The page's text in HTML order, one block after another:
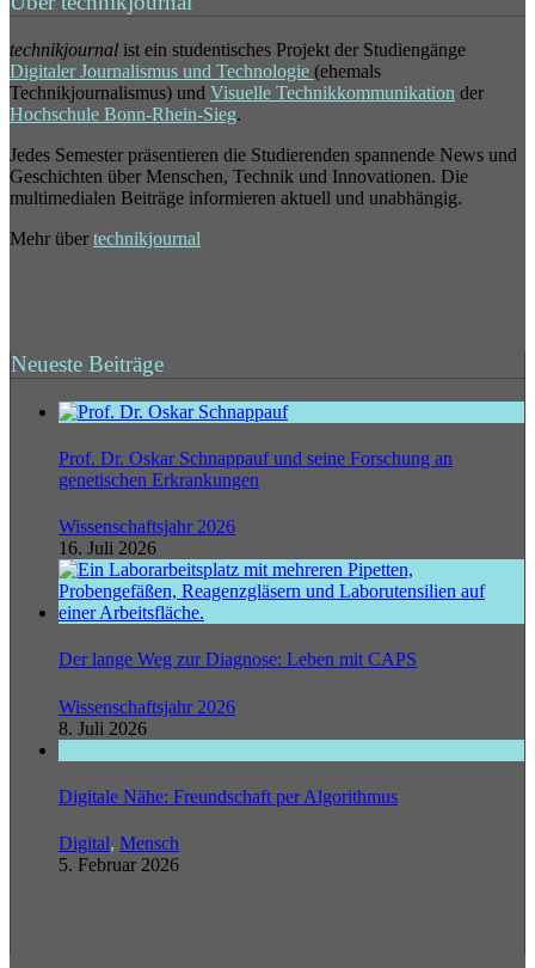
technikjournal ist ein studentisches Projekt der Studiengänge
Digitaler Journalismus und Technologie (ehemals
Technikjournalismus) und Visuelle Technikkommunikation der
Hochschule Bonn-Rhein-Sieg.
Jedes Semester präsentieren die Studierenden spannende News und
Geschichten über Menschen, Technik und Innovationen. Die
multimedialen Beiträge informieren aktuell und unabhängig.
Mehr über technikjournal
Neueste Beiträge
Prof. Dr. Oskar Schnappauf und seine Forschung an
genetischen Erkrankungen
Wissenschaftsjahr 2026
16. Juli 2026
Der lange Weg zur Diagnose: Leben mit CAPS
Wissenschaftsjahr 2026
8. Juli 2026
Digitale Nähe: Freundschaft per Algorithmus
Digital, Mensch
5. Februar 2026